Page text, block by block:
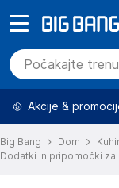
Akcije &
Big Bang Dom
Dodatki in pripomočki za